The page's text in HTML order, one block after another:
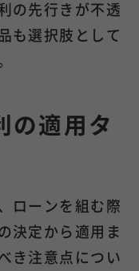
の先行きが不透
も選択肢として
の適用タ
ローンを組む際
決定から適用ま
き注意点につい